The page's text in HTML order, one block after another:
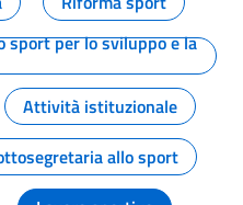
sport per lo sviluppo e la
Attività istituzionale
allo sport